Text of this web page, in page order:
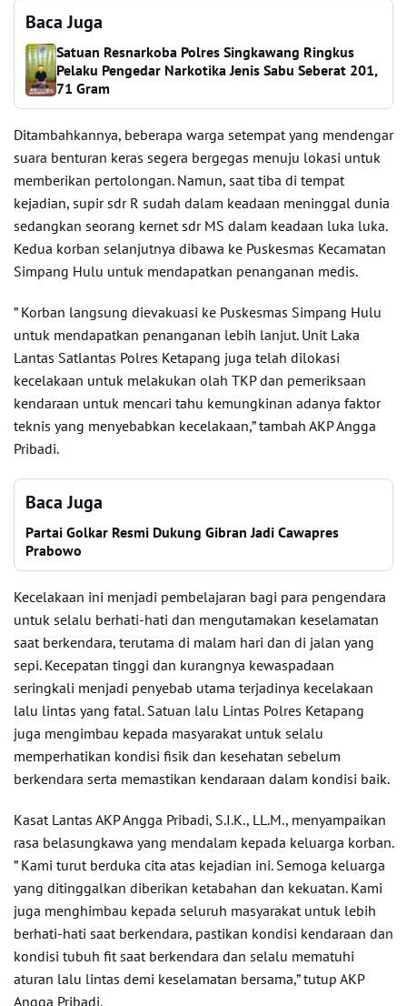
Baca Juga
Satuan Resnarkoba Polres Singkawang Ringkus
Pelaku Pengedar Narkotika Jenis Sabu Seberat 201,
71 Gram
Ditambahkannya, beberapa warga setempat yang mendengar
suara benturan keras segera bergegas menuju lokasi untuk
memberikan pertolongan. Namun, saat tiba di tempat
kejadian, supir sdr R sudah dalam keadaan meninggal dunia
sedangkan seorang kernet sdr MS dalam keadaan luka luka.
Kedua korban selanjutnya dibawa ke Puskesmas Kecamatan
Simpang Hulu untuk mendapatkan penanganan medis.
” Korban langsung dievakuasi ke Puskesmas Simpang Hulu
untuk mendapatkan penanganan lebih lanjut. Unit Laka
Lantas Satlantas Polres Ketapang juga telah dilokasi
kecelakaan untuk melakukan olah TKP dan pemeriksaan
kendaraan untuk mencari tahu kemungkinan adanya faktor
teknis yang menyebabkan kecelakaan,” tambah AKP Angga
Pribadi.
Baca Juga
Partai Golkar Resmi Dukung Gibran Jadi Cawapres
Prabowo
Kecelakaan ini menjadi pembelajaran bagi para pengendara
untuk selalu berhati-hati dan mengutamakan keselamatan
saat berkendara, terutama di malam hari dan di jalan yang
sepi. Kecepatan tinggi dan kurangnya kewaspadaan
seringkali menjadi penyebab utama terjadinya kecelakaan
lalu lintas yang fatal. Satuan lalu Lintas Polres Ketapang
juga mengimbau kepada masyarakat untuk selalu
memperhatikan kondisi fisik dan kesehatan sebelum
berkendara serta memastikan kendaraan dalam kondisi baik.
Kasat Lantas AKP Angga Pribadi, S.I.K., LL.M., menyampaikan
rasa belasungkawa yang mendalam kepada keluarga korban.
” Kami turut berduka cita atas kejadian ini. Semoga keluarga
yang ditinggalkan diberikan ketabahan dan kekuatan. Kami
juga menghimbau kepada seluruh masyarakat untuk lebih
berhati-hati saat berkendara, pastikan kondisi kendaraan dan
kondisi tubuh fit saat berkendara dan selalu mematuhi
aturan lalu lintas demi keselamatan bersama,” tutup AKP
Angga Pribadi.